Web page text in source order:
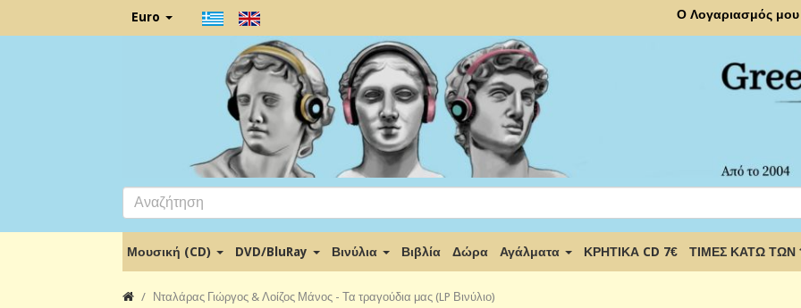
Euro Ο Λογαριασμός μου
Μουσική (CD) DVD/BluRay Βινύλια Βιβλία Δώρα Αγάλματα ΚΡΗΤΙΚΑ CD 7€ ΤΙΜΕΣ ΚΑΤΩ ΤΩΝ
Νταλάρας Γιώργος & Λοίζος Μάνος - Τα τραγούδια μας (LP Βινύλιο)